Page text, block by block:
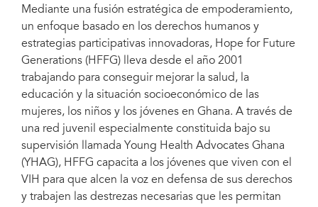
Mediante una fusión estratégica de empoderamiento,
un enfoque basado en los derechos humanos y
estrategias participativas innovadoras, Hope for Future
Generations (HFFG) lleva desde el año 2001
trabajando para conseguir mejorar la salud, la
educación y la situación socioeconómico de las
mujeres, los niños y los jóvenes en Ghana. A través de
una red juvenil especialmente constituida bajo su
supervisión llamada Young Health Advocates Ghana
(YHAG), HFFG capacita a los jóvenes que viven con el
VIH para que alcen la voz en defensa de sus derechos
y trabajen las destrezas necesarias que les permitan